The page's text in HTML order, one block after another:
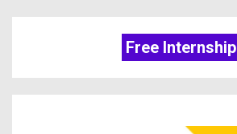
Free Internship